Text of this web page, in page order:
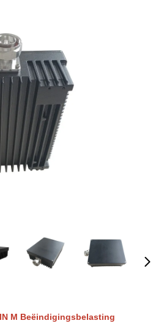
M Beëindigingsbelasting